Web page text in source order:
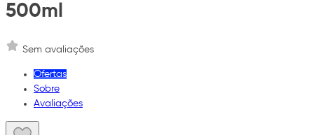
500ml
Sem avaliações
Ofertas
Sobre
Avaliações